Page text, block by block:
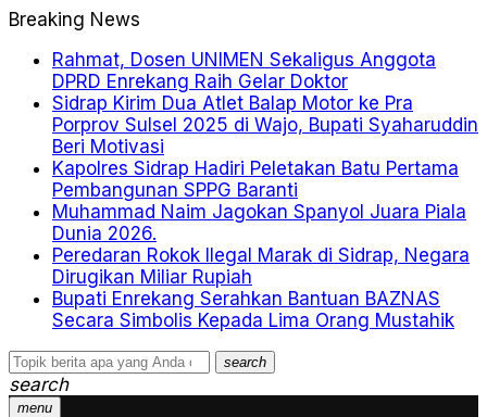
Breaking News
Rahmat, Dosen UNIMEN Sekaligus Anggota
DPRD Enrekang Raih Gelar Doktor
Sidrap Kirim Dua Atlet Balap Motor ke Pra
Porprov Sulsel 2025 di Wajo, Bupati Syaharuddin
Beri Motivasi
Kapolres Sidrap Hadiri Peletakan Batu Pertama
Pembangunan SPPG Baranti
Muhammad Naim Jagokan Spanyol Juara Piala
Dunia 2026.
Peredaran Rokok Ilegal Marak di Sidrap, Negara
Dirugikan Miliar Rupiah
Bupati Enrekang Serahkan Bantuan BAZNAS
Secara Simbolis Kepada Lima Orang Mustahik
search
search
menu